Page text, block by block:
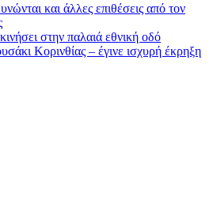
και άλλες επιθέσεις από τον
στην παλαιά εθνική οδό
Κορινθίας – έγινε ισχυρή έκρηξη